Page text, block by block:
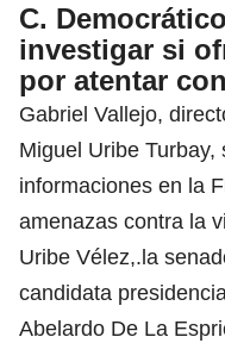
C.
investigar si
por atentar
Gabriel Vallejo,
Miguel Uribe Turbay,
informaciones en la
amenazas contra la
Uribe Vélez,.la
candidata
Abelardo De La